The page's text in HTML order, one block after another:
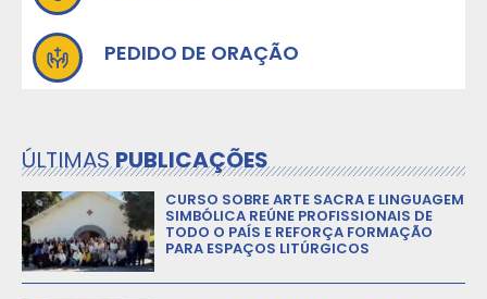
PEDIDO DE ORAÇÃO
ÚLTIMASPUBLICAÇÕES
CURSO SOBRE ARTE SACRA E LINGUAGEM
SIMBÓLICA REÚNE PROFISSIONAIS DE
TODO O PAÍS E REFORÇA FORMAÇÃO
PARA ESPAÇOS LITÚRGICOS